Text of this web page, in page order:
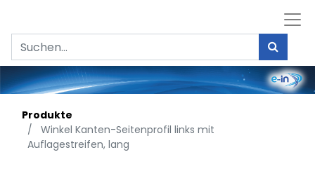
Produkte
Winkel Kanten-Seitenprofil links mit
Auflagestreifen, lang